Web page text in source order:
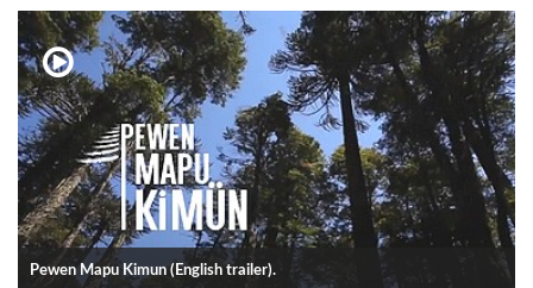
Pewen Mapu Kimun (English trailer).